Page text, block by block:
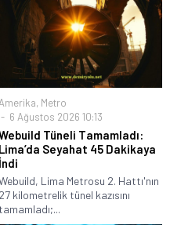
Amerika, Metro
6 Ağustos 2026 10:13
Tüneli Tamamladı:
Lima’da Seyahat 45 Dakikaya
İndi
Lima Metrosu 2. Hattı'nın
27 kilometrelik tünel kazısını
tamamladı;...